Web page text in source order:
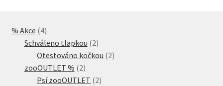
% Akce 44
produkty
Schváleno tlapkou 22
produkty
Otestováno kočkou 22
zooOUTLET % 22
produkty
Psí zooOUTLET 22